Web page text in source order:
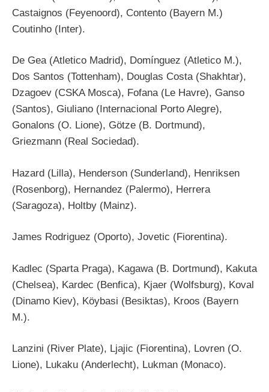
Castaignos (Feyenoord), Contento (Bayern M.)
Coutinho (Inter).
De Gea (Atletico Madrid), Domínguez (Atletico M.),
Dos Santos (Tottenham), Douglas Costa (Shakhtar),
Dzagoev (CSKA Mosca), Fofana (Le Havre), Ganso
(Santos), Giuliano (Internacional Porto Alegre),
Gonalons (O. Lione), Götze (B. Dortmund),
Griezmann (Real Sociedad).
Hazard (Lilla), Henderson (Sunderland), Henriksen
(Rosenborg), Hernandez (Palermo), Herrera
(Saragoza), Holtby (Mainz).
James Rodriguez (Oporto), Jovetic (Fiorentina).
Kadlec (Sparta Praga), Kagawa (B. Dortmund), Kakuta
(Chelsea), Kardec (Benfica), Kjaer (Wolfsburg), Koval
(Dinamo Kiev), Köybasi (Besiktas), Kroos (Bayern
M.).
Lanzini (River Plate), Ljajic (Fiorentina), Lovren (O.
Lione), Lukaku (Anderlecht), Lukman (Monaco).